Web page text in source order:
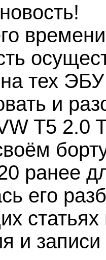
тех
и
T5 2.0
ранее
его
и записи